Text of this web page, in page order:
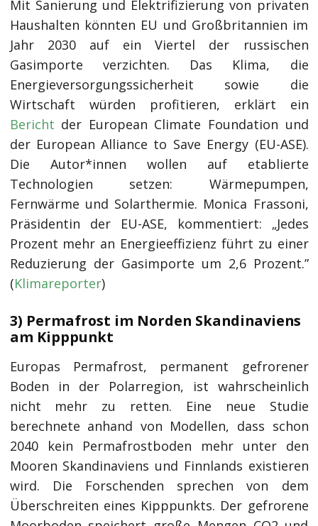
Mit Sanierung und Elektrifizierung von privaten
Haushalten könnten EU und Großbritannien im
Jahr 2030 auf ein Viertel der russischen
Gasimporte verzichten. Das Klima, die
Energieversorgungssicherheit sowie die
Wirtschaft würden profitieren, erklärt ein
Bericht der European Climate Foundation und
der European Alliance to Save Energy (EU-ASE).
Die Autor*innen wollen auf etablierte
Technologien setzen: Wärmepumpen,
Fernwärme und Solarthermie. Monica Frassoni,
Präsidentin der EU-ASE, kommentiert: „Jedes
Prozent mehr an Energieeffizienz führt zu einer
Reduzierung der Gasimporte um 2,6 Prozent.”
(Klimareporter)
3) Permafrost im Norden Skandinaviens
am Kipppunkt
Europas Permafrost, permanent gefrorener
Boden in der Polarregion, ist wahrscheinlich
nicht mehr zu retten. Eine neue Studie
berechnete anhand von Modellen, dass schon
2040 kein Permafrostboden mehr unter den
Mooren Skandinaviens und Finnlands existieren
wird. Die Forschenden sprechen von dem
Überschreiten eines Kipppunkts. Der gefrorene